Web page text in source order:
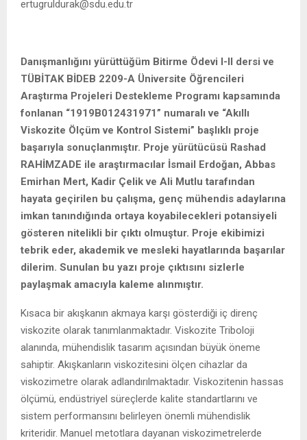
ertugruldurak@sdu.edu.tr
Danışmanlığını yürüttüğüm Bitirme Ödevi I-II dersi ve
TÜBİTAK BİDEB 2209-A Üniversite Öğrencileri
Araştırma Projeleri Destekleme Programı kapsamında
fonlanan “1919B012431971” numaralı ve “Akıllı
Viskozite Ölçüm ve Kontrol Sistemi” başlıklı proje
başarıyla sonuçlanmıştır. Proje yürütücüsü Rashad
RAHİMZADE ile araştırmacılar İsmail Erdoğan, Abbas
Emirhan Mert, Kadir Çelik ve Ali Mutlu tarafından
hayata geçirilen bu çalışma, genç mühendis adaylarına
imkan tanındığında ortaya koyabilecekleri potansiyeli
gösteren nitelikli bir çıktı olmuştur. Proje ekibimizi
tebrik eder, akademik ve mesleki hayatlarında başarılar
dilerim. Sunulan bu yazı proje çıktısını sizlerle
paylaşmak amacıyla kaleme alınmıştır.
Kısaca bir akışkanın akmaya karşı gösterdiği iç direnç
viskozite olarak tanımlanmaktadır. Viskozite Triboloji
alanında, mühendislik tasarım açısından büyük öneme
sahiptir. Akışkanların viskozitesini ölçen cihazlar da
viskozimetre olarak adlandırılmaktadır. Viskozitenin hassas
ölçümü, endüstriyel süreçlerde kalite standartlarını ve
sistem performansını belirleyen önemli mühendislik
kriteridir. Manuel metotlara dayanan viskozimetrelerde